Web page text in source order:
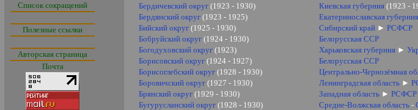
Список сокращений
Полезные ссылки
Авторская страница
Почта
Бердичевский округ (1923 - 1930) Киевская губерния (1923 -
Бердянский округ (1923 - 1925) Екатеринославская губерния
Бийский округ (1925 - 1930) Сибирский край ► РСФСР
Бобруйский округ (1924 - 1930)
Белорусская ССР
Богодуховский округ (1923) Харьковская губерния ►
Борисовский округ (1924 - 1927)
Белорусская ССР
Борисоглебский округ (1928 - 1930) Центрально-Чернозёмная
Боровичский округ (1927 - 1930) Ленинградская область ►
Брянский округ (1929 - 1930) Западная область ► РСФСР
Бугурусланский округ (1928 - 1930) Средне-Волжская область -